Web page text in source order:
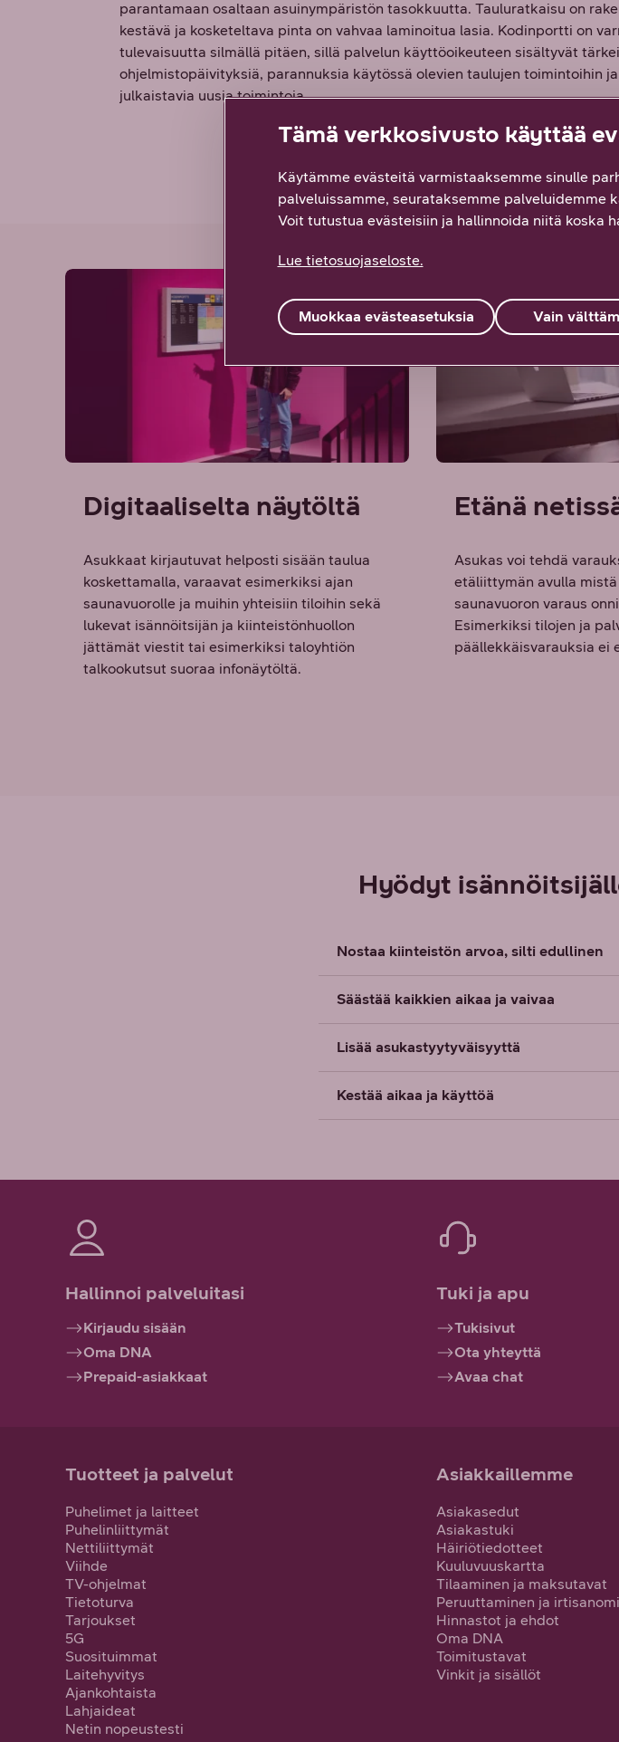
parantamaan osaltaan asuinympäristön tasokkuutta. Tauluratkaisu on
kestävä ja kosketeltava pinta on vahvaa laminoitua lasia. Kodinportti on
tulevaisuutta silmällä pitäen, sillä palvelun käyttöoikeuteen sisältyvät
ohjelmistopäivityksiä, parannuksia käytössä olevien taulujen toimintoihin
julkaistavia uusia toimintoja.
Digitaaliselta näytöltä
Asukkaat kirjautuvat helposti sisään taulua
koskettamalla, varaavat esimerkiksi ajan
saunavuorolle ja muihin yhteisiin tiloihin sekä
lukevat isännöitsijän ja kiinteistönhuollon
jättämät viestit tai esimerkiksi taloyhtiön
talkookutsut suoraa infonäytöltä.
Etänä
Asukas voi tehdä
etäliittymän avulla
saunavuoron varaus
Esimerkiksi tilojen ja
päällekkäisvarauksia ei
Hyödyt
Nostaa kiinteistön arvoa, silti edullinen
Säästää kaikkien aikaa ja vaivaa
Lisää asukastyytyväisyyttä
Kestää aikaa ja käyttöä
Hallinnoi palveluitasi
Kirjaudu sisään
Oma DNA
Prepaid-asiakkaat
Tuki ja apu
Tukisivut
Ota yhteyttä
Avaa chat
Tuotteet ja palvelut
Puhelimet ja laitteet
Puhelinliittymät
Nettiliittymät
Viihde
TV-ohjelmat
Tietoturva
Tarjoukset
5G
Suosituimmat
Laitehyvitys
Ajankohtaista
Lahjaideat
Netin nopeustesti
Asiakkaillemme
Asiakasedut
Asiakastuki
Häiriötiedotteet
Kuuluvuuskartta
Tilaaminen ja maksutavat
Peruuttaminen ja
Hinnastot ja ehdot
Oma DNA
Toimitustavat
Vinkit ja sisällöt
Tämä verkkosivusto käyttää
Käytämme evästeitä varmistaaksemme sinulle
palveluissamme, seurataksemme palveluidemme
Voit tutustua evästeisiin ja hallinnoida niitä koska
Lue tietosuojaseloste.
Vain
Muokkaa evästeasetuksia